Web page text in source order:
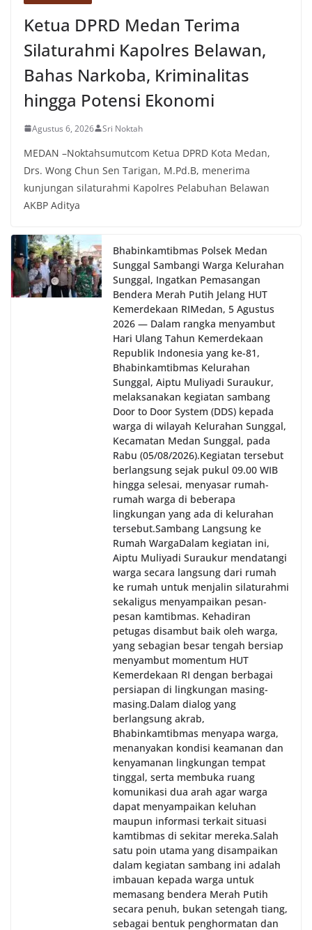
Ketua DPRD Medan Terima
Silaturahmi Kapolres Belawan,
Bahas Narkoba, Kriminalitas
hingga Potensi Ekonomi
Agustus 6, 2026 Sri Noktah
MEDAN –Noktahsumutcom Ketua DPRD Kota Medan,
Drs. Wong Chun Sen Tarigan, M.Pd.B, menerima
kunjungan silaturahmi Kapolres Pelabuhan Belawan
AKBP Aditya
Bhabinkamtibmas Polsek Medan
Sunggal Sambangi Warga Kelurahan
Sunggal, Ingatkan Pemasangan
Bendera Merah Putih Jelang HUT
Kemerdekaan RI‎‎Medan, 5 Agustus
2026 — Dalam rangka menyambut
Hari Ulang Tahun Kemerdekaan
Republik Indonesia yang ke-81,
Bhabinkamtibmas Kelurahan
Sunggal, Aiptu Muliyadi Suraukur,
melaksanakan kegiatan sambang
Door to Door System (DDS) kepada
warga di wilayah Kelurahan Sunggal,
Kecamatan Medan Sunggal, pada
Rabu (05/08/2026).‎‎Kegiatan tersebut
berlangsung sejak pukul 09.00 WIB
hingga selesai, menyasar rumah-
rumah warga di beberapa
lingkungan yang ada di kelurahan
tersebut.‎Sambang Langsung ke
Rumah Warga‎Dalam kegiatan ini,
Aiptu Muliyadi Suraukur mendatangi
warga secara langsung dari rumah
ke rumah untuk menjalin silaturahmi
sekaligus menyampaikan pesan-
pesan kamtibmas. Kehadiran
petugas disambut baik oleh warga,
yang sebagian besar tengah bersiap
menyambut momentum HUT
Kemerdekaan RI dengan berbagai
persiapan di lingkungan masing-
masing.‎Dalam dialog yang
berlangsung akrab,
Bhabinkamtibmas menyapa warga,
menanyakan kondisi keamanan dan
kenyamanan lingkungan tempat
tinggal, serta membuka ruang
komunikasi dua arah agar warga
dapat menyampaikan keluhan
maupun informasi terkait situasi
kamtibmas di sekitar mereka.‎‎‎Salah
satu poin utama yang disampaikan
dalam kegiatan sambang ini adalah
imbauan kepada warga untuk
memasang bendera Merah Putih
secara penuh, bukan setengah tiang,
sebagai bentuk penghormatan dan